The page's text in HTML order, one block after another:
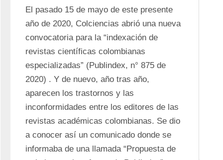
El pasado 15 de mayo de este presente
año de 2020, Colciencias abrió una nueva
convocatoria para la “indexación de
revistas científicas colombianas
especializadas” (Publindex, n° 875 de
2020) . Y de nuevo, año tras año,
aparecen los trastornos y las
inconformidades entre los editores de las
revistas académicas colombianas. Se dio
a conocer así un comunicado donde se
informaba de una llamada “Propuesta de